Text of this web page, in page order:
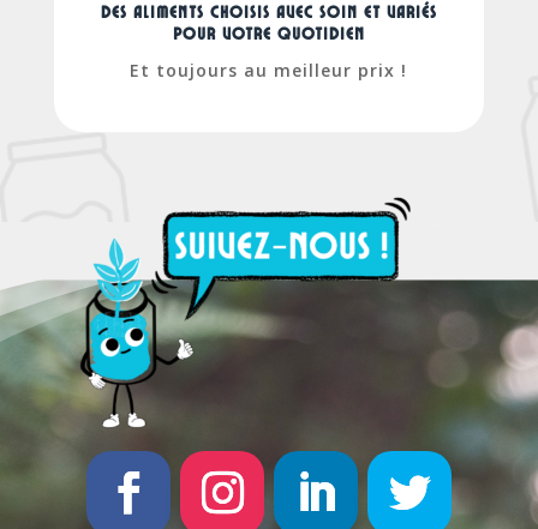
Des aliments choisis avec soin et variés
pour votre quotidien
Et toujours au meilleur prix !